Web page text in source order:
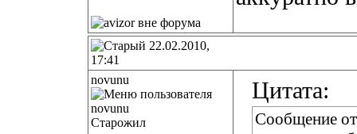
22.02.2010,
17:41
novunu
Старожил
Цитата:
Сообщение